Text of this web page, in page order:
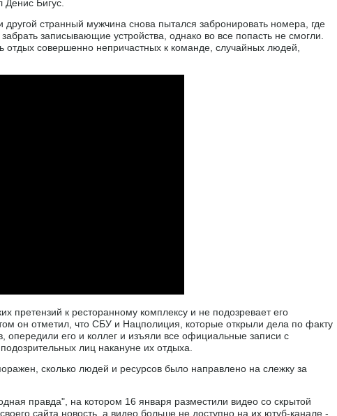
Бигус.
другой странный мужчина снова пытался забронировать номера, где
записывающие устройства, однако во все попасть не смогли.
совершенно непричастных к команде, случайных людей,
претензий к ресторанному комплексу и не подозревает его
он отметил, что СБУ и Нацполиция, которые открыли дела по факту
опередили его и коллег и изъяли все официальные записи с
лиц накануне их отдыха.
сколько людей и ресурсов было направлено на слежку за
правда", на котором 16 января разместили видео со скрытой
сайта новость, а видео больше не доступно на их ютуб-канале -